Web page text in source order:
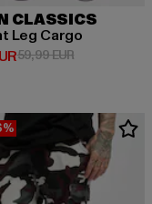
CLASSICS
Leg Cargo
Preis: 25,80 EUR
59,99 EURAktionspreis: